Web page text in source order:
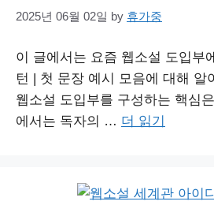
2025년 06월 02일 by 휴가중
이 글에서는 요즘 웹소설 도입부
턴 | 첫 문장 예시 모음에 대해 알
웹소설 도입부를 구성하는 핵심
에서는 독자의 … 더 읽기